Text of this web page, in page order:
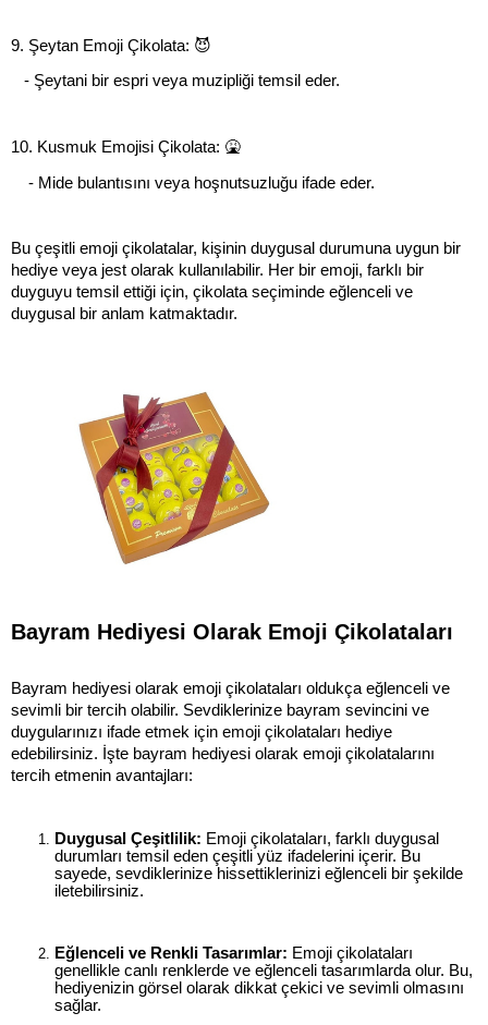
9. Şeytan Emoji Çikolata: 😈
- Şeytani bir espri veya muzipliği temsil eder.
10. Kusmuk Emojisi Çikolata: 🤮
- Mide bulantısını veya hoşnutsuzluğu ifade eder.
Bu çeşitli emoji çikolatalar, kişinin duygusal durumuna uygun bir
hediye veya jest olarak kullanılabilir. Her bir emoji, farklı bir
duyguyu temsil ettiği için, çikolata seçiminde eğlenceli ve
duygusal bir anlam katmaktadır.
Bayram Hediyesi Olarak Emoji Çikolataları
Bayram hediyesi olarak emoji çikolataları oldukça eğlenceli ve
sevimli bir tercih olabilir. Sevdiklerinize bayram sevincini ve
duygularınızı ifade etmek için emoji çikolataları hediye
edebilirsiniz. İşte bayram hediyesi olarak emoji çikolatalarını
tercih etmenin avantajları:
Duygusal Çeşitlilik: Emoji çikolataları, farklı duygusal
durumları temsil eden çeşitli yüz ifadelerini içerir. Bu
sayede, sevdiklerinize hissettiklerinizi eğlenceli bir şekilde
iletebilirsiniz.
Eğlenceli ve Renkli Tasarımlar: Emoji çikolataları
genellikle canlı renklerde ve eğlenceli tasarımlarda olur. Bu,
hediyenizin görsel olarak dikkat çekici ve sevimli olmasını
sağlar.